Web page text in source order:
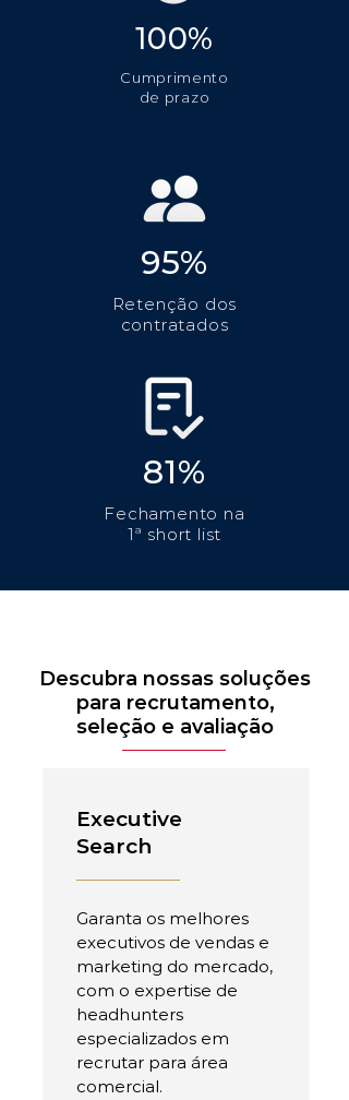
100%
Cumprimento
de prazo
95%
Retenção dos
contratados
81%
Fechamento na
1ª short list
Descubra nossas soluções
para recrutamento,
seleção e avaliação
Executive
Search
Garanta os melhores
executivos de vendas e
marketing do mercado,
com o expertise de
headhunters
especializados em
recrutar para área
comercial.